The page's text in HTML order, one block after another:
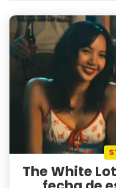
The White